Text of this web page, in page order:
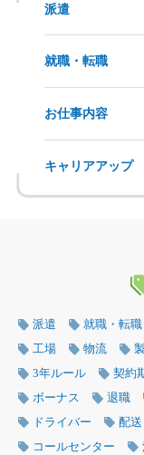
派遣
就職・転職
お仕事内容
キャリアアップ
派遣 就職・転職
工場
物流
3年ルール
契約
ボーナス
退職
ドライバー
配送
コールセンター